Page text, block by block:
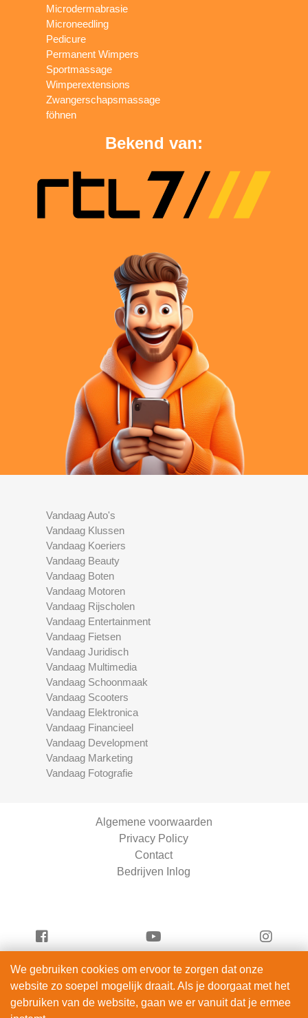
Microdermabrasie
Microneedling
Pedicure
Permanent Wimpers
Sportmassage
Wimperextensions
Zwangerschapsmassage
föhnen
Bekend van:
Vandaag Auto's
Vandaag Klussen
Vandaag Koeriers
Vandaag Beauty
Vandaag Boten
Vandaag Motoren
Vandaag Rijscholen
Vandaag Entertainment
Vandaag Fietsen
Vandaag Juridisch
Vandaag Multimedia
Vandaag Schoonmaak
Vandaag Scooters
Vandaag Elektronica
Vandaag Financieel
Vandaag Development
Vandaag Marketing
Vandaag Fotografie
Algemene voorwaarden
Privacy Policy
Contact
Bedrijven Inlog
Vandaag Beauty is onderdeel van
ServiceRight B.V. | KVK 90914872
We gebruiken cookies om ervoor te zorgen dat onze
website zo soepel mogelijk draait. Als je doorgaat met het
gebruiken van de website, gaan we er vanuit dat je ermee